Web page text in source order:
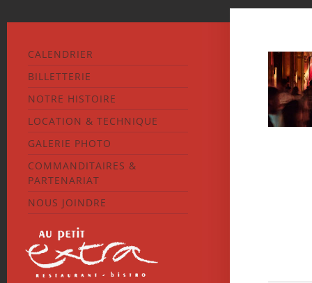
CALENDRIER
BILLETTERIE
NOTRE HISTOIRE
LOCATION & TECHNIQUE
GALERIE PHOTO
COMMANDITAIRES &
PARTENARIAT
NOUS JOINDRE